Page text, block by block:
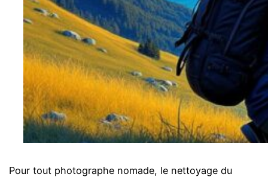
Pour tout photographe nomade, le nettoyage du